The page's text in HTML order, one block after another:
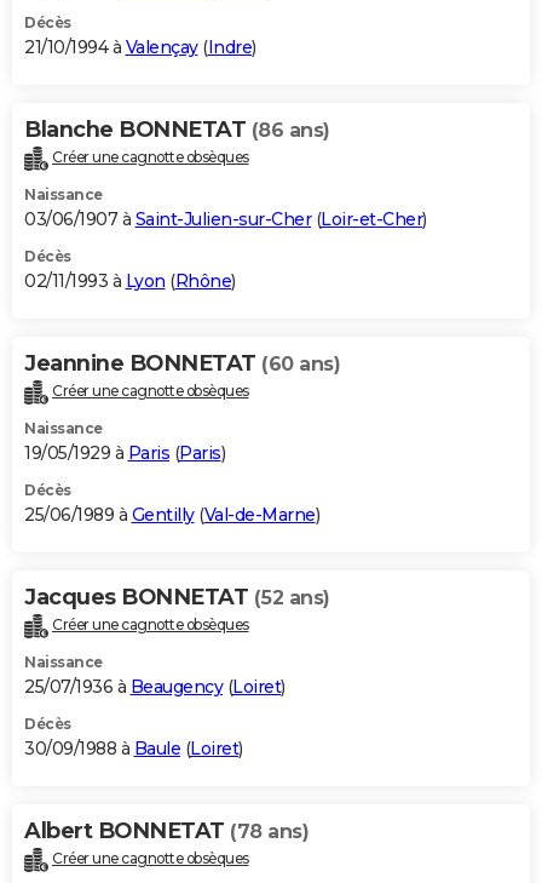
Décès
21/10/1994 à Valençay(Indre)
Blanche BONNETAT (86 ans)
Créer une cagnotte obsèques
Naissance
03/06/1907 à Saint-Julien-sur-Cher(Loir-et-Cher)
Décès
02/11/1993 à Lyon (Rhône)
Jeannine BONNETAT (60 ans)
Créer une cagnotte obsèques
Naissance
19/05/1929 à Paris (Paris)
Décès
25/06/1989 à Gentilly(Val-de-Marne)
Jacques BONNETAT (52 ans)
Créer une cagnotte obsèques
Naissance
25/07/1936 à Beaugency(Loiret)
Décès
30/09/1988 à Baule (Loiret)
Albert BONNETAT (78 ans)
Créer une cagnotte obsèques